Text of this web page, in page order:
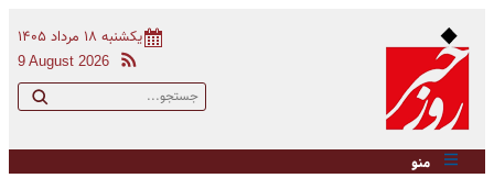
یکشنبه ۱۸ مرداد ۱۴۰۵
9 August 2026
منو